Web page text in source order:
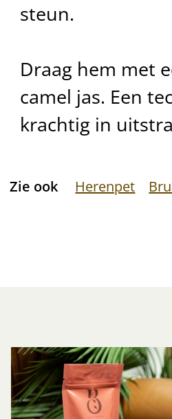
steun.
Draag hem met
camel jas. Een
krachtig in
Zie ook Herenpet